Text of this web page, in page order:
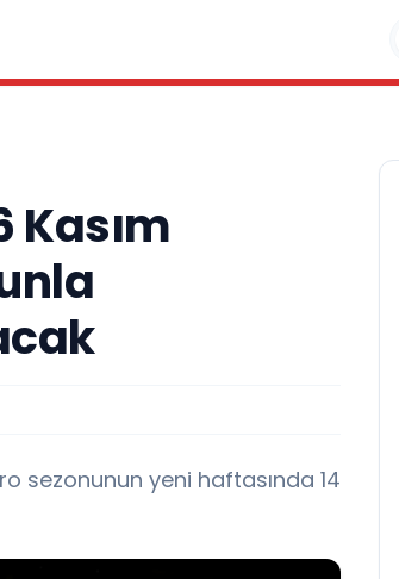
Kasım
sezonunun yeni haftasında 14